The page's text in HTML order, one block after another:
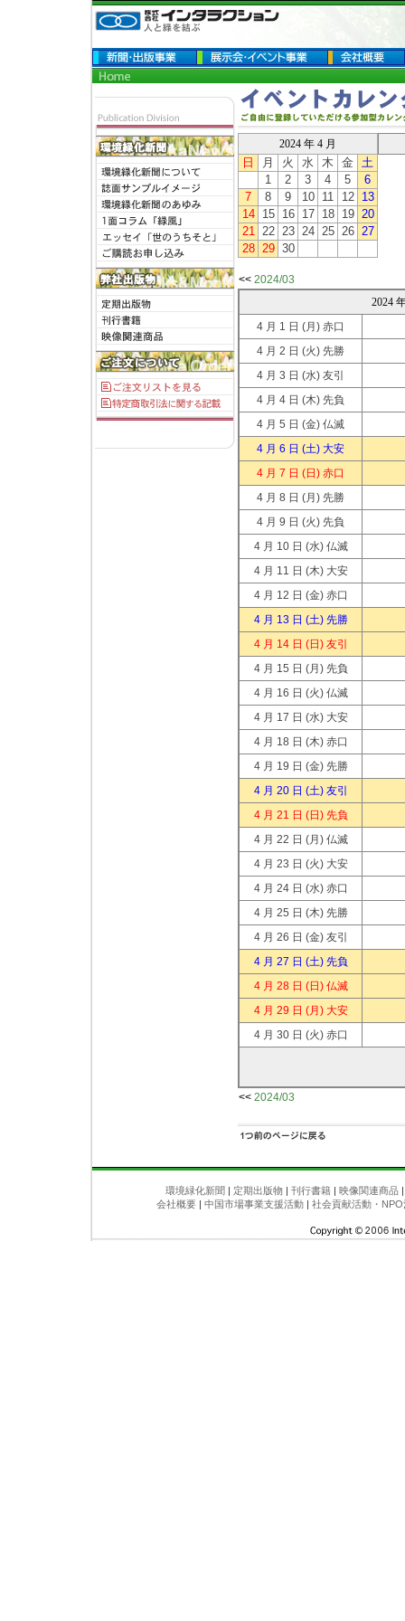
2024 年 4 月
日 月 火 水 木 金
土
1
2 3 4 5
6
7
8 9 10 11 12
13
14
15 16 17 18 19 20
21 22 23 24 25 26 27
28 29 30
<< 2024/03
2024
4 月 1 日 (月) 赤口
4 月 2 日 (火) 先勝
4 月 3 日 (水) 友引
4 月 4 日 (木) 先負
4 月 5 日 (金) 仏滅
4 月 6 日 (土) 大安
4 月 7 日 (日) 赤口
4 月 8 日 (月) 先勝
4 月 9 日 (火) 先負
4 月 10 日 (水) 仏滅
4 月 11 日 (木) 大安
4 月 12 日 (金) 赤口
4 月 13 日 (土) 先勝
4 月 14 日 (日) 友引
4 月 15 日 (月) 先負
4 月 16 日 (火) 仏滅
4 月 17 日 (水) 大安
4 月 18 日 (木) 赤口
4 月 19 日 (金) 先勝
4 月 20 日 (土) 友引
4 月 21 日 (日) 先負
4 月 22 日 (月) 仏滅
4 月 23 日 (火) 大安
4 月 24 日 (水) 赤口
4 月 25 日 (木) 先勝
4 月 26 日 (金) 友引
4 月 27 日 (土) 先負
4 月 28 日 (日) 仏滅
4 月 29 日 (月) 大安
4 月 30 日 (火) 赤口
<< 2024/03
環境緑化新聞 | 定期出版物| 刊行書籍| 映像関連商品
会社概要 | 中国市場事業支援活動 | 社会貢献活動・NPO